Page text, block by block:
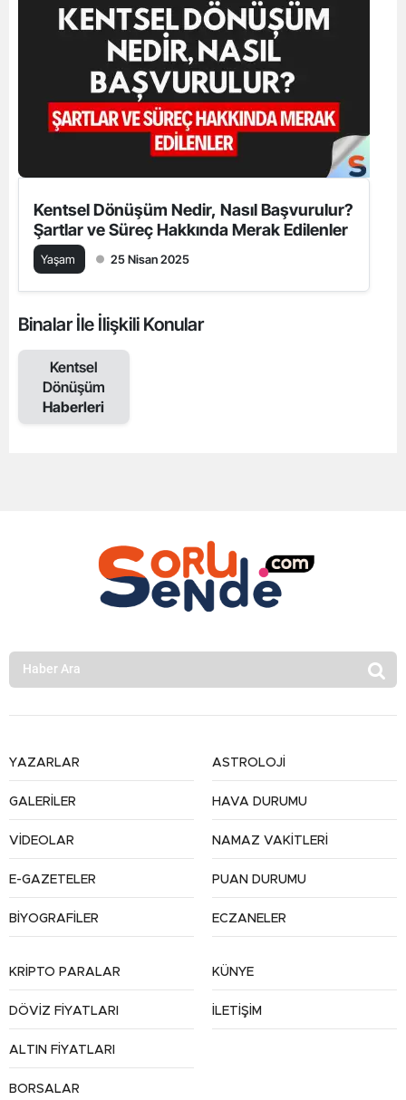
Kentsel Dönüşüm Nedir, Nasıl Başvurulur?
Şartlar ve Süreç Hakkında Merak Edilenler
Yaşam 25 Nisan 2025
Binalar İle İlişkili Konular
Kentsel
Dönüşüm
Haberleri
YAZARLAR
GALERİLER
VİDEOLAR
E-GAZETELER
BİYOGRAFİLER
ASTROLOJİ
HAVA DURUMU
NAMAZ VAKİTLERİ
PUAN DURUMU
ECZANELER
KRİPTO PARALAR
DÖVİZ FİYATLARI
ALTIN FİYATLARI
BORSALAR
KÜNYE
İLETİŞİM